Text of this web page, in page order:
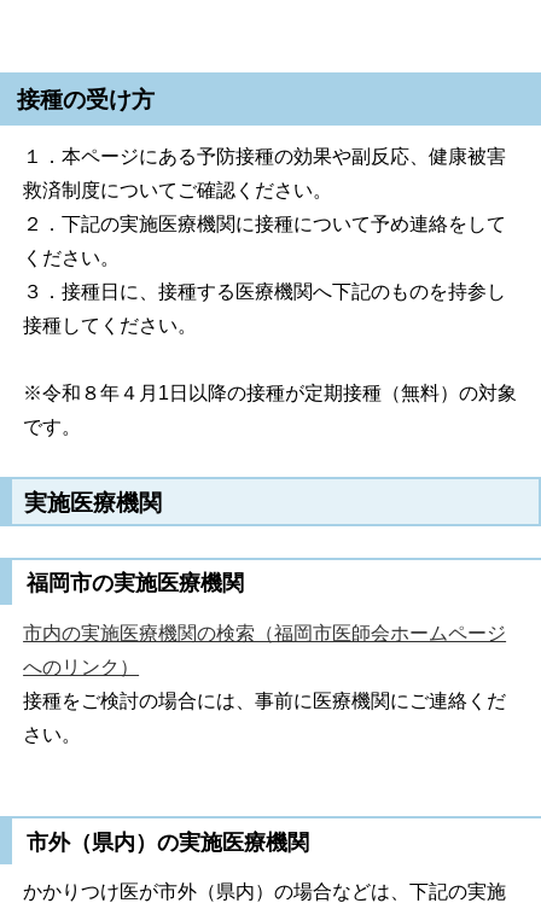
接種の受け方
１．本ページにある予防接種の効果や副反応、健康被害
救済制度についてご確認ください。
２．下記の実施医療機関に接種について予め連絡をして
ください。
３．接種日に、接種する医療機関へ下記のものを持参し
接種してください。
※令和８年４月1日以降の接種が定期接種（無料）の対象
です。
実施医療機関
福岡市の実施医療機関
市内の実施医療機関の検索（福岡市医師会ホームページ
へのリンク）
接種をご検討の場合には、事前に医療機関にご連絡くだ
さい。
市外（県内）の実施医療機関
かかりつけ医が市外（県内）の場合などは、下記の実施